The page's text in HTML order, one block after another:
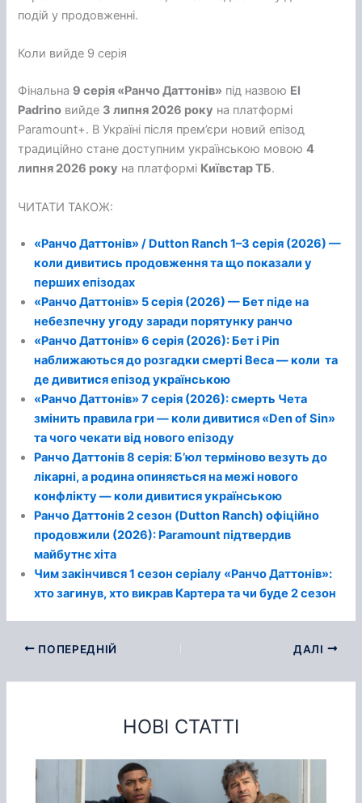
подій у продовженні.
Коли вийде 9 серія
Фінальна 9 серія «Ранчо Даттонів» під назвою El
Padrino вийде 3 липня 2026 року на платформі
Paramount+. В Україні після прем’єри новий епізод
традиційно стане доступним українською мовою4
липня 2026 року на платформі Київстар ТБ.
ЧИТАТИ ТАКОЖ:
«Ранчо Даттонів» / Dutton Ranch 1–3 серія (2026) —
коли дивитись продовження та що показали у
перших епізодах
«Ранчо Даттонів» 5 серія (2026) — Бет піде на
небезпечну угоду заради порятунку ранчо
«Ранчо Даттонів» 6 серія (2026): Бет і Ріп
наближаються до розгадки смерті Веса — коли та
де дивитися епізод українською
«Ранчо Даттонів» 7 серія (2026): смерть Чета
змінить правила гри — коли дивитися «Den of Sin»
та чого чекати від нового епізоду
Ранчо Даттонів 8 серія: Бʼюл терміново везуть до
лікарні, а родина опиняється на межі нового
конфлікту — коли дивитися українською
Ранчо Даттонів 2 сезон (Dutton Ranch) офіційно
продовжили (2026): Paramount підтвердив
майбутнє хіта
Чим закінчився 1 сезон серіалу «Ранчо Даттонів»:
хто загинув, хто викрав Картера та чи буде 2 сезон
ПОПЕРЕДНІЙ ДАЛІ
НОВІ СТАТТІ